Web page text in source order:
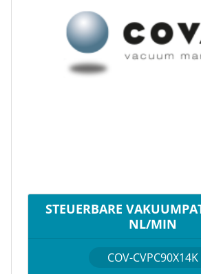
STEUERBARE
NL/MIN
COV-CVPC90X14K